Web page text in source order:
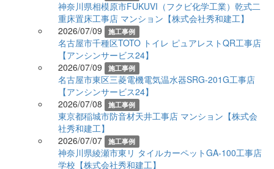
神奈川県相模原市FUKUVI（フクビ化学工業）乾式二
重床置床工事店 マンション【株式会社秀和建工】
2026/07/09
施工事例
名古屋市千種区TOTO トイレ ピュアレストQR工事店
【アンシンサービス24】
2026/07/09
施工事例
名古屋市東区三菱電機電気温水器SRG-201G工事店
【アンシンサービス24】
2026/07/08
施工事例
東京都稲城市防音材天井工事店 マンション【株式会
社秀和建工】
2026/07/07
施工事例
神奈川県綾瀬市東リ タイルカーペットGA-100工事店
学校【株式会社秀和建工】